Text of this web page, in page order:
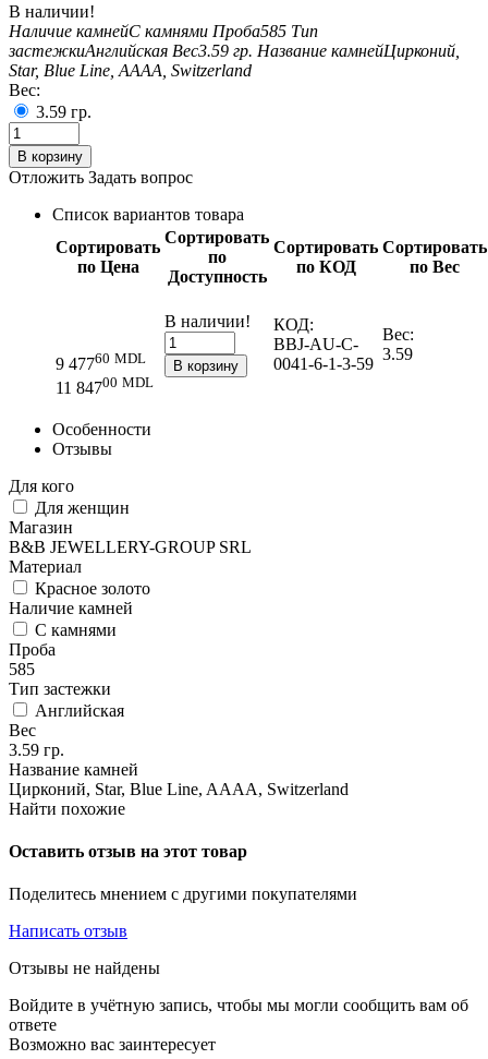
В наличии!
Наличие камнейС камнями Проба585 Тип
застежкиАнглийская Вес3.59 гр. Название камнейЦирконий,
Star, Blue Line, AAAA, Switzerland
Вес:
3.59 гр.
В корзину
Отложить Задать вопрос
Список вариантов товара
Сортировать
по Цена
Сортировать
по
Доступность
Сортировать
по КОД
Сортировать
по Вес
9 47760 MDL
11 84700 MDL
В наличии!
В корзину
КОД:
BBJ-AU-C-
0041-6-1-3-59
Вес:
3.59
Особенности
Отзывы
Для кого
Для женщин
Магазин
B&B JEWELLERY-GROUP SRL
Материал
Красное золото
Наличие камней
С камнями
Проба
585
Тип застежки
Английская
Вес
3.59 гр.
Название камней
Цирконий, Star, Blue Line, AAAA, Switzerland
Найти похожие
Оставить отзыв на этот товар
Поделитесь мнением с другими покупателями
Написать отзыв
Отзывы не найдены
Войдите в учётную запись, чтобы мы могли сообщить вам об
ответе
Возможно вас заинтересует